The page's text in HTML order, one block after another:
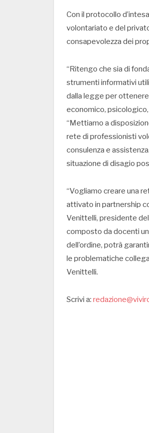
Con il protocollo
volontariato e del
consapevolezza dei
“Ritengo che sia di
strumenti informativi
dalla legge per
economico,
“Mettiamo a
rete di professionisti
consulenza e
situazione di disagio
“Vogliamo creare una
attivato in partnership
Venittelli, presidente
composto da docenti
dell’ordine, potrà
le problematiche
Venittelli.
Scrivi a: